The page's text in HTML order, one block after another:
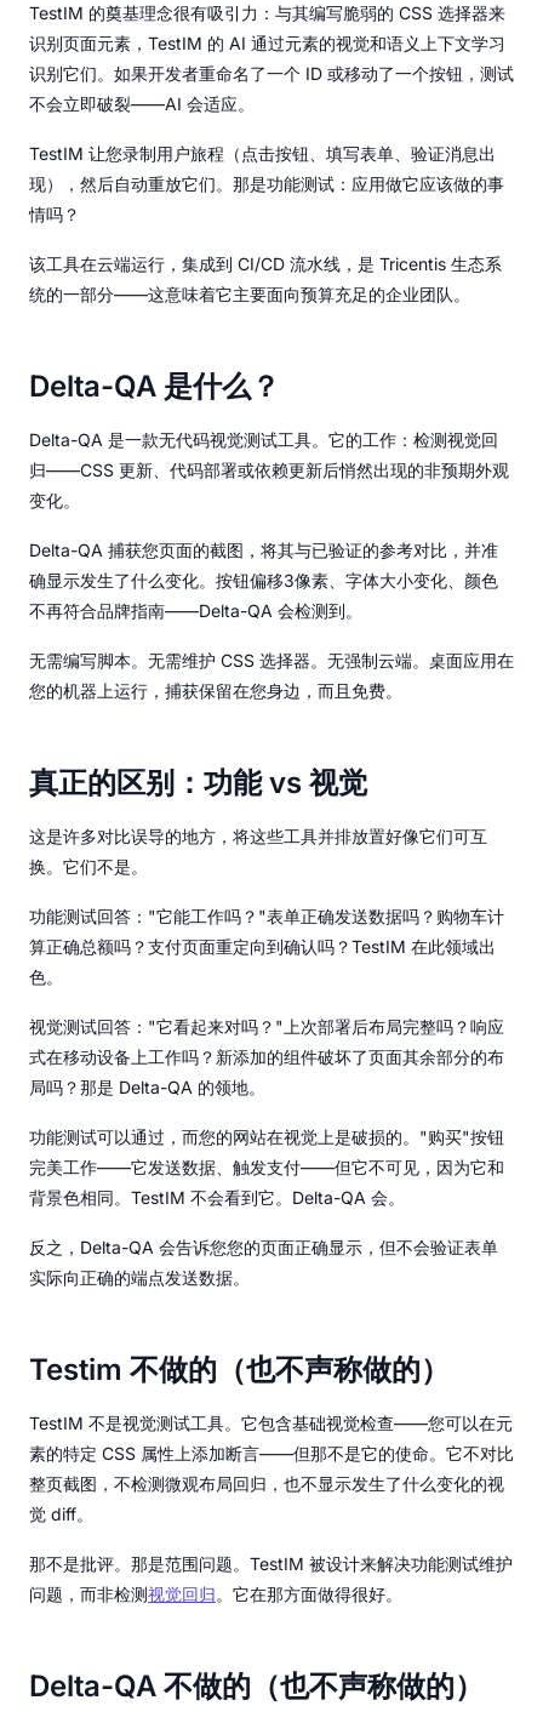
TestIM 的奠基理念很有吸引力：与其编写脆弱的 CSS 选择器来
识别页面元素，TestIM 的 AI 通过元素的视觉和语义上下文学习
识别它们。如果开发者重命名了一个 ID 或移动了一个按钮，测试
不会立即破裂——AI 会适应。
TestIM 让您录制用户旅程（点击按钮、填写表单、验证消息出
现），然后自动重放它们。那是功能测试：应用做它应该做的事
情吗？
该工具在云端运行，集成到 CI/CD 流水线，是 Tricentis 生态系
统的一部分——这意味着它主要面向预算充足的企业团队。
Delta-QA 是什么？
Delta-QA 是一款无代码视觉测试工具。它的工作：检测视觉回
归——CSS 更新、代码部署或依赖更新后悄然出现的非预期外观
变化。
Delta-QA 捕获您页面的截图，将其与已验证的参考对比，并准
确显示发生了什么变化。按钮偏移3像素、字体大小变化、颜色
不再符合品牌指南——Delta-QA 会检测到。
无需编写脚本。无需维护 CSS 选择器。无强制云端。桌面应用在
您的机器上运行，捕获保留在您身边，而且免费。
真正的区别：功能 vs 视觉
这是许多对比误导的地方，将这些工具并排放置好像它们可互
换。它们不是。
功能测试回答："它能工作吗？"表单正确发送数据吗？购物车计
算正确总额吗？支付页面重定向到确认吗？TestIM 在此领域出
色。
视觉测试回答："它看起来对吗？"上次部署后布局完整吗？响应
式在移动设备上工作吗？新添加的组件破坏了页面其余部分的布
局吗？那是 Delta-QA 的领地。
功能测试可以通过，而您的网站在视觉上是破损的。"购买"按钮
完美工作——它发送数据、触发支付——但它不可见，因为它和
背景色相同。TestIM 不会看到它。Delta-QA 会。
反之，Delta-QA 会告诉您您的页面正确显示，但不会验证表单
实际向正确的端点发送数据。
Testim 不做的（也不声称做的）
TestIM 不是视觉测试工具。它包含基础视觉检查——您可以在元
素的特定 CSS 属性上添加断言——但那不是它的使命。它不对比
整页截图，不检测微观布局回归，也不显示发生了什么变化的视
觉 diff。
那不是批评。那是范围问题。TestIM 被设计来解决功能测试维护
问题，而非检测视觉回归。它在那方面做得很好。
Delta-QA 不做的（也不声称做的）